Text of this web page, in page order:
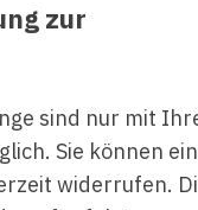
zur
sind nur mit
Sie können
widerrufen.